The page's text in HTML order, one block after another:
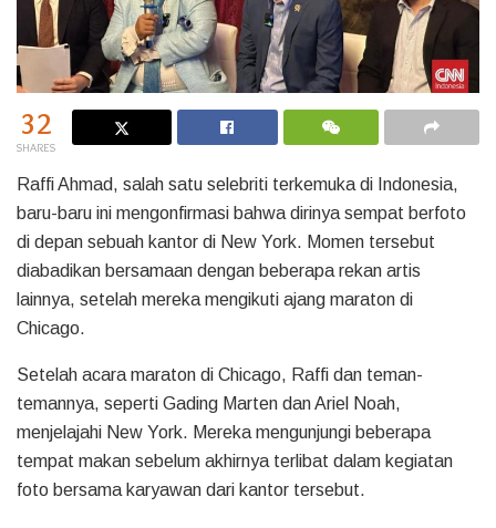
32
SHARES
Raffi Ahmad, salah satu selebriti terkemuka di Indonesia,
baru-baru ini mengonfirmasi bahwa dirinya sempat berfoto
di depan sebuah kantor di New York. Momen tersebut
diabadikan bersamaan dengan beberapa rekan artis
lainnya, setelah mereka mengikuti ajang maraton di
Chicago.
Setelah acara maraton di Chicago, Raffi dan teman-
temannya, seperti Gading Marten dan Ariel Noah,
menjelajahi New York. Mereka mengunjungi beberapa
tempat makan sebelum akhirnya terlibat dalam kegiatan
foto bersama karyawan dari kantor tersebut.